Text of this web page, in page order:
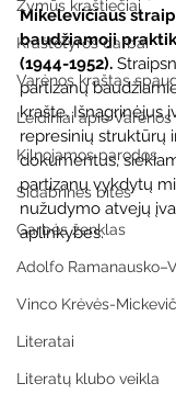
Žymūs kraštiečiai
Kraštotyros darbai
Varėnos kraštas
Leidiniai apie Varėnos
Kilnojamos parodos
Sidabrinės bitės
Garbės ženklas
Adolfo
Vinco Krėvės-
Literatai
Literatų klubo veikla
Mikelevičiaus
baudžiamoji
(1944-1952).
partizanų
krašte. Išnagrinėjus
represinių struktūrų
dokumentus,
partizanų vykdytų
nužudymo atvejų
aplinkybes.